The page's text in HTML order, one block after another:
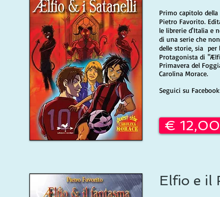
Primo capitolo
Pietro Favorito.
le librerie d'Italia e
di una serie che
delle storie, sia per
Protagonista di
Primavera del
Carolina Morace.
Seguici su
€
Elfio e il